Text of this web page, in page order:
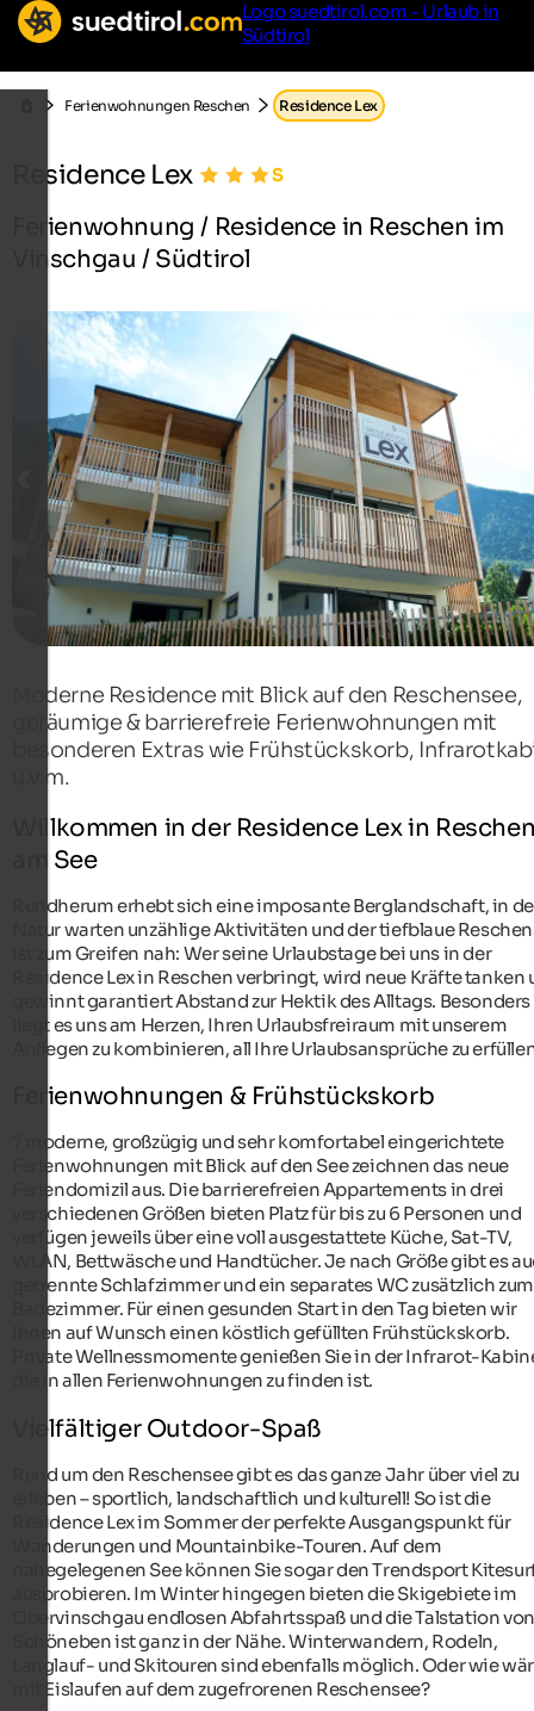
Logo suedtirol.com - Urlaub in
Südtirol
Ferienwohnungen Reschen Residence Lex
Residence Lex
Ferienwohnung / Residence in Reschen im
Vinschgau / Südtirol
Moderne Residence mit Blick auf den Reschensee,
geräumige & barrierefreie Ferienwohnungen mit
besonderen Extras wie Frühstückskorb,
u.v.m.
Willkommen in der Residence Lex in
am See
Rundherum erhebt sich eine imposante Berglandschaft, in
Natur warten unzählige Aktivitäten und der tiefblaue
ist zum Greifen nah: Wer seine Urlaubstage bei uns in der
Residence Lex in Reschen verbringt, wird neue Kräfte tanken
gewinnt garantiert Abstand zur Hektik des Alltags. Besonders
liegt es uns am Herzen, Ihren Urlaubsfreiraum mit unserem
Anliegen zu kombinieren, all Ihre Urlaubsansprüche zu
Ferienwohnungen & Frühstückskorb
7 moderne, großzügig und sehr komfortabel eingerichtete
Ferienwohnungen mit Blick auf den See zeichnen das neue
Feriendomizil aus. Die barrierefreien Appartements in drei
verschiedenen Größen bieten Platz für bis zu 6 Personen und
verfügen jeweils über eine voll ausgestattete Küche, Sat-TV,
WLAN, Bettwäsche und Handtücher. Je nach Größe gibt es
getrennte Schlafzimmer und ein separates WC zusätzlich zum
Badezimmer. Für einen gesunden Start in den Tag bieten wir
Ihnen auf Wunsch einen köstlich gefüllten Frühstückskorb.
Private Wellnessmomente genießen Sie in der Infrarot-
die in allen Ferienwohnungen zu finden ist.
Vielfältiger Outdoor-Spaß
Rund um den Reschensee gibt es das ganze Jahr über viel zu
erleben – sportlich, landschaftlich und kulturell! So ist die
Residence Lex im Sommer der perfekte Ausgangspunkt für
Wanderungen und Mountainbike-Touren. Auf dem
nahegelegenen See können Sie sogar den Trendsport
ausprobieren. Im Winter hingegen bieten die Skigebiete im
Obervinschgau endlosen Abfahrtsspaß und die Talstation von
Schöneben ist ganz in der Nähe. Winterwandern, Rodeln,
Langlauf- und Skitouren sind ebenfalls möglich. Oder wie
mit Eislaufen auf dem zugefrorenen Reschensee?